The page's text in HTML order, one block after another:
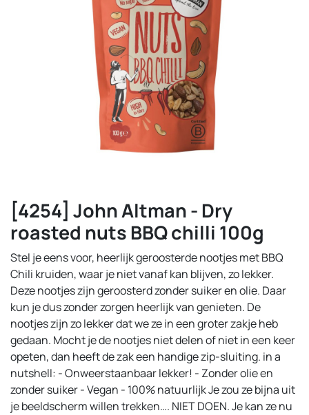
[4254] John Altman - Dry
roasted nuts BBQ chilli 100g
Stel je eens voor, heerlijk geroosterde nootjes met BBQ
Chili kruiden, waar je niet vanaf kan blijven, zo lekker.
Deze nootjes zijn geroosterd zonder suiker en olie. Daar
kun je dus zonder zorgen heerlijk van genieten. De
nootjes zijn zo lekker dat we ze in een groter zakje heb
gedaan. Mocht je de nootjes niet delen of niet in een keer
opeten, dan heeft de zak een handige zip-sluiting. in a
nutshell: - Onweerstaanbaar lekker! - Zonder olie en
zonder suiker - Vegan - 100% natuurlijk Je zou ze bijna uit
je beeldscherm willen trekken…. NIET DOEN. Je kan ze nu